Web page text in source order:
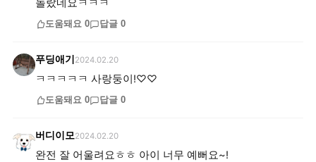
놀랐네요ㅋㅋㅋ
도움돼요 0 답글 0
푸딩애기 2024.02.20
ㅋㅋㅋㅋㅋ 사랑둥이!♡♡
도움돼요 0 답글 0
버디이모 2024.02.20
완전 잘 어울려요ㅎㅎ 아이 너무 예뻐요~!